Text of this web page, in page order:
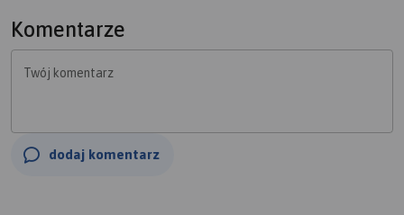
Komentarze
Twój komentarz
dodaj komentarz